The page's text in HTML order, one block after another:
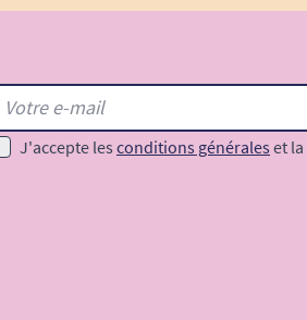
J'accepte les conditions générales et la